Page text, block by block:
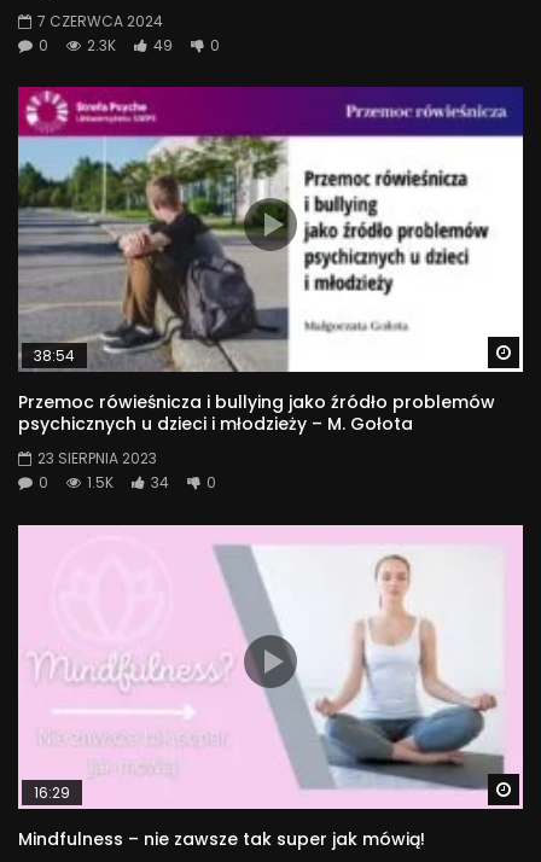
7 CZERWCA 2024
0
2.3K 49 0
38:54
Przemoc rówieśnicza i bullying jako źródło problemów
psychicznych u dzieci i młodzieży – M. Gołota
23 SIERPNIA 2023
0
1.5K 34 0
16:29
Mindfulness – nie zawsze tak super jak mówią!